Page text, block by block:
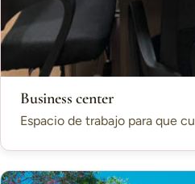
Business center
Espacio de trabajo para que